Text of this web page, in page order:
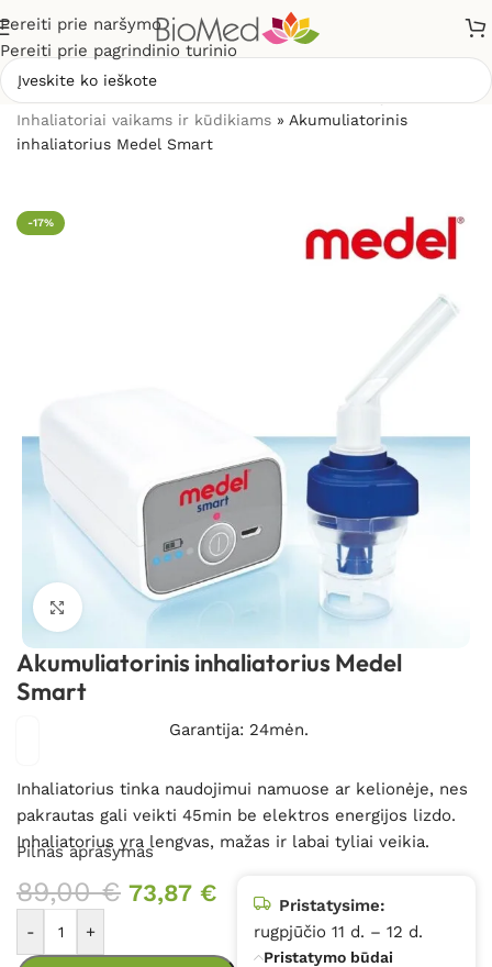
Pereiti prie naršymo
Pereiti prie pagrindinio turinio
Inhaliatoriai vaikams ir kūdikiams » Akumuliatorinis
inhaliatorius Medel Smart
-17%
Spustelėkite, kad padidintumėte
Akumuliatorinis inhaliatorius Medel
Smart
Garantija: 24mėn.
Inhaliatorius tinka naudojimui namuose ar kelionėje, nes
pakrautas gali veikti 45min be elektros energijos lizdo.
Inhaliatorius yra lengvas, mažas ir labai tyliai veikia.
Pilnas aprašymas
89,00€ 73,87 €
- +
Pristatysime:
rugpjūčio 11 d. – 12 d.
Pristatymo būdai